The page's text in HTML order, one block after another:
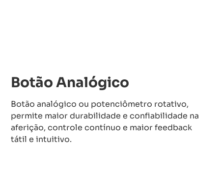
Botão Analógico
Botão analógico ou potenciômetro rotativo,
permite maior durabilidade e confiabilidade na
aferição, controle contínuo e maior feedback
tátil e intuitivo.